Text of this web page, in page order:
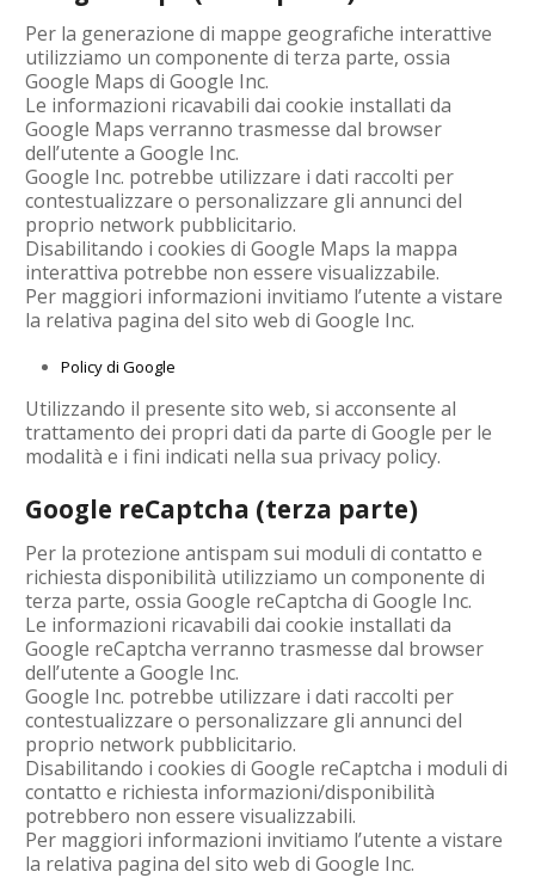
Per la generazione di mappe geografiche interattive
utilizziamo un componente di terza parte, ossia
Google Maps di Google Inc.
Le informazioni ricavabili dai cookie installati da
Google Maps verranno trasmesse dal browser
dell’utente a Google Inc.
Google Inc. potrebbe utilizzare i dati raccolti per
contestualizzare o personalizzare gli annunci del
proprio network pubblicitario.
Disabilitando i cookies di Google Maps la mappa
interattiva potrebbe non essere visualizzabile.
Per maggiori informazioni invitiamo l’utente a vistare
la relativa pagina del sito web di Google Inc.
Policy di Google
Utilizzando il presente sito web, si acconsente al
trattamento dei propri dati da parte di Google per le
modalità e i fini indicati nella sua privacy policy.
Google reCaptcha (terza parte)
Per la protezione antispam sui moduli di contatto e
richiesta disponibilità utilizziamo un componente di
terza parte, ossia Google reCaptcha di Google Inc.
Le informazioni ricavabili dai cookie installati da
Google reCaptcha verranno trasmesse dal browser
dell’utente a Google Inc.
Google Inc. potrebbe utilizzare i dati raccolti per
contestualizzare o personalizzare gli annunci del
proprio network pubblicitario.
Disabilitando i cookies di Google reCaptcha i moduli di
contatto e richiesta informazioni/disponibilità
potrebbero non essere visualizzabili.
Per maggiori informazioni invitiamo l’utente a vistare
la relativa pagina del sito web di Google Inc.